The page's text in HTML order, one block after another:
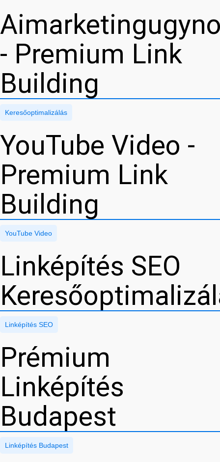
- Premium Link
Building
Keresőoptimalizálás
YouTube Video -
Premium Link
Building
YouTube Video
Linképítés SEO
Linképítés SEO
Prémium
Linképítés
Budapest
Linképítés Budapest